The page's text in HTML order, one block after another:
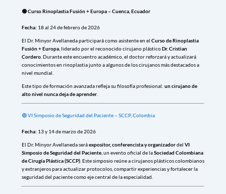
🟢 Curso Rinoplastia Fusión + Europa – Cuenca, Ecuador
Fecha: 18 al 24 de febrero de 2026
El Dr. Minyor Avellaneda participará como asistente en el Curso de Rinoplastia
Fusión + Europa , liderado por el reconocido cirujano plásticoDr. Cristian
Cordero . Durante este encuentro académico, el doctor reforzará y actualizará
conocimientos en rinoplastia junto a algunos de los cirujanos más destacados a
nivel mundial.
Este tipo de formación avanzada refleja su filosofía profesional: un cirujano de
alto nivel nunca deja de aprender
🟢 VI Simposio de Seguridad del Paciente – SCCP, Colombia
Fecha: 13 y 14 de marzo de 2026
El Dr. Minyor Avellaneda seráexpositor, conferencista y organizadordel VI
Simposio de Seguridad del Paciente , un evento oficial de laSociedad Colombiana
de Cirugía Plástica (SCCP) . Este simposio reúne a cirujanos plásticos colombianos
y extranjeros para actualizar protocolos, compartir experiencias y fortalecer la
seguridad del paciente como eje central de la especialidad.